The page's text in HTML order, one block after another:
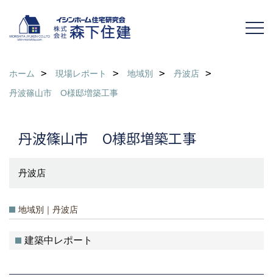
ホーム 現場レポート 地域別
丹波店
丹波篠山市 O様邸増築工事
丹波篠山市 O様邸増築工事
丹波店
地域別｜丹波店
建築中レポート